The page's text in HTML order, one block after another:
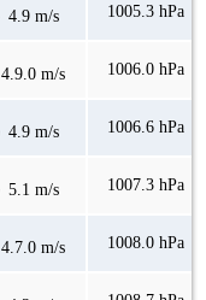
4.9 m/s 1005.3 hPa
4.9.0 m/s 1006.0 hPa
4.9 m/s 1006.6 hPa
5.1 m/s 1007.3 hPa
4.7.0 m/s 1008.0 hPa